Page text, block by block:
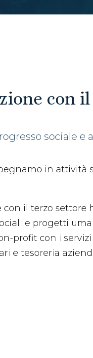
con
sociale e
in attività
con il terzo settore
e progetti
profit con i
e tesoreria